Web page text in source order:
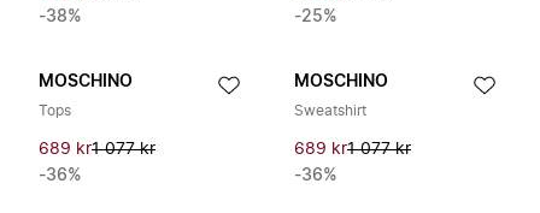
-38%
-25%
MOSCHINO
Tops
689 kr1 077 kr
-36%
MOSCHINO
Sweatshirt
689 kr1 077 kr
-36%